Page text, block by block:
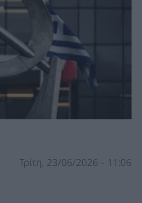
Τρίτη, 23/06/2026 - 11:06